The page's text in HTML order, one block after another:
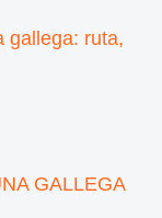
gallega: ruta,
GALLEGA